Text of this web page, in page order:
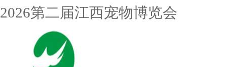
2026第二届江西宠物博览会